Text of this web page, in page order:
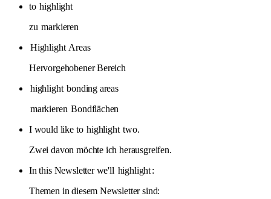
to highlight
zu markieren
Highlight Areas
Hervorgehobener Bereich
highlight bonding areas
markieren Bondflächen
I would like to highlight two.
Zwei davon möchte ich herausgreifen.
In this Newsletter we'll highlight:
Themen in diesem Newsletter sind: